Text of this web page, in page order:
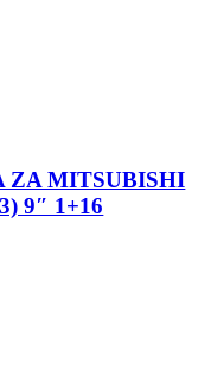
ZA MITSUBISHI
9″ 1+16